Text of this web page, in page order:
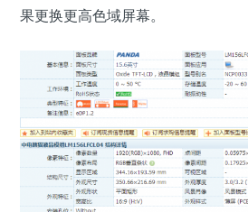
果更换更高色域屏幕。